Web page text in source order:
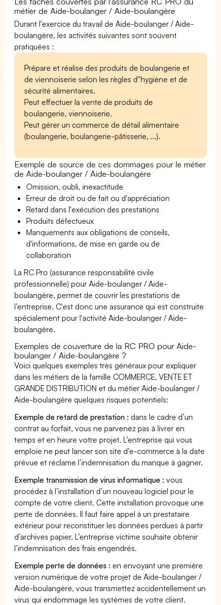
métier de Aide-boulanger / Aide-boulangère
Durant l'exercice du travail de Aide-boulanger / Aide-
boulangère, les activités suivantes sont souvent
pratiquées :
Prépare et réalise des produits de boulangerie et
de viennoiserie selon les règles d''hygiène et de
sécurité alimentaires.
Peut effectuer la vente de produits de
boulangerie, viennoiserie.
Peut gérer un commerce de détail alimentaire
(boulangerie, boulangerie-pâtisserie, ...).
Exemple de source de ces dommages pour le métier
de Aide-boulanger / Aide-boulangère
Omission, oubli, inexactitude
Erreur de droit ou de fait ou d'appréciation
Retard dans l'exécution des prestations
Produits défectueux
Manquements aux obligations de conseils,
d'informations, de mise en garde ou de
collaboration
La RC Pro (assurance responsabilité civile
professionnelle) pour Aide-boulanger / Aide-
boulangère, permet de couvrir les prestations de
l’entreprise. C'est donc une assurance qui est construite
spécialement pour l'activité Aide-boulanger / Aide-
boulangère.
Exemples de couverture de la RC PRO pour Aide-
boulanger / Aide-boulangère ?
Voici quelques exemples très généraux pour expliquer
dans les métiers de la famille COMMERCE, VENTE ET
GRANDE DISTRIBUTION et du métier Aide-boulanger /
Aide-boulangère quelques risques potentiels:
Exemple de retard de prestation : dans le cadre d’un
contrat au forfait, vous ne parvenez pas à livrer en
temps et en heure votre projet. L’entreprise qui vous
emploie ne peut lancer son site d’e-commerce à la date
prévue et réclame l’indemnisation du manque à gagner.
Exemple transmission de virus informatique : vous
procédez à l’installation d’un nouveau logiciel pour le
compte de votre client. Cette installation provoque une
perte de données. Il faut faire appel à un prestataire
extérieur pour reconstituer les données perdues à partir
d’archives papier. L’entreprise victime souhaite obtenir
l’indemnisation des frais engendrés.
Exemple perte de données : en envoyant une première
version numérique de votre projet de Aide-boulanger /
Aide-boulangère, vous transmettez accidentellement un
virus qui endommage les systèmes de votre client.